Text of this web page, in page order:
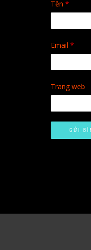
Tên *
Email *
Trang web